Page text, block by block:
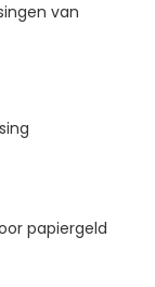
van
papiergeld